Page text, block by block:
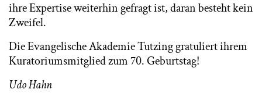
ihre Expertise weiterhin gefragt ist, daran besteht kein
Zweifel.
Die Evangelische Akademie Tutzing gratuliert ihrem
Kuratoriumsmitglied zum 70. Geburtstag!
Udo Hahn